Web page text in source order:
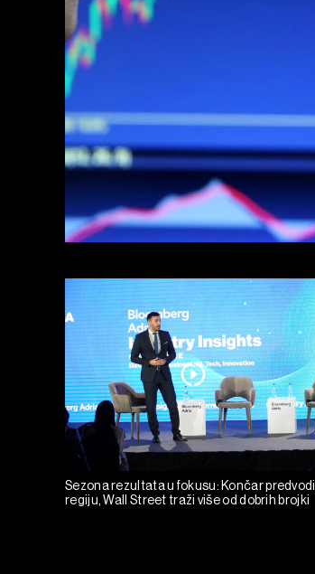
Sezona rezultata u fokusu: Končar predvodi
regiju, Wall Street traži više od dobrih brojki